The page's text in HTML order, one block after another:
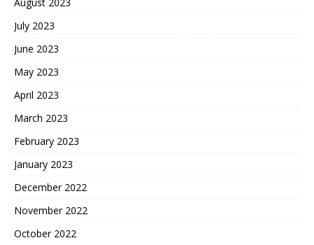
July 2023
June 2023
May 2023
April 2023
March 2023
February 2023
January 2023
December 2022
November 2022
October 2022